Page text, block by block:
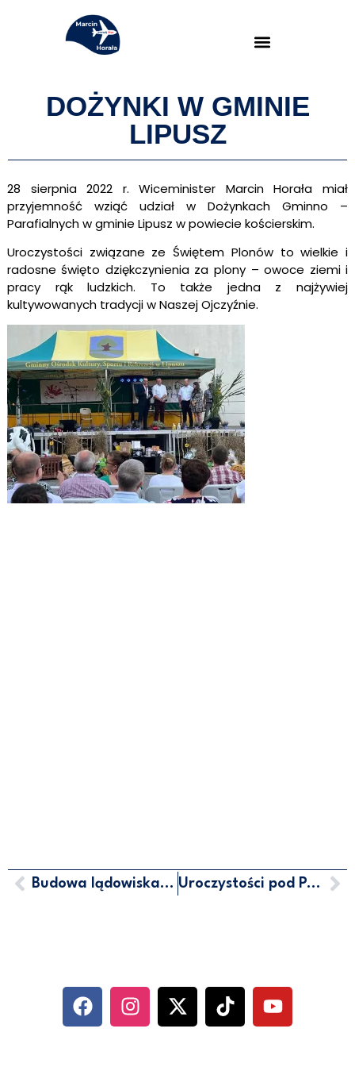
DOŻYNKI W GMINIE
LIPUSZ
28 sierpnia 2022 r.Wiceminister Marcin Horałamiał
przyjemność wziąć udział w Dożynkach Gminno –
Parafialnych w gminie Lipusz w powiecie kościerskim.
Uroczystości związane ze Świętem Plonów to wielkie i
radosne święto dziękczynienia za plony – owoce ziemi i
pracy rąk ludzkich. To także jedna z najżywiej
kultywowanych tradycji w Naszej Ojczyźnie.
Budowa lądowiska dla śmigłowców ratunkowych w Gdyni Uroczystości pod Pomnikiem Obrońców Wybrzeża na Westerplatte